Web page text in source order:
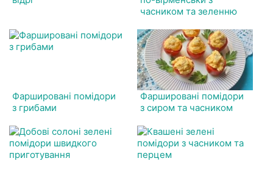
часником та зеленню
Фаршировані помідори
з грибами
Фаршировані помідори
з сиром та часником